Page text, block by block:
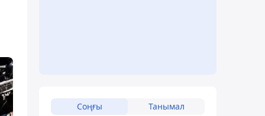
Соңғы Танымал